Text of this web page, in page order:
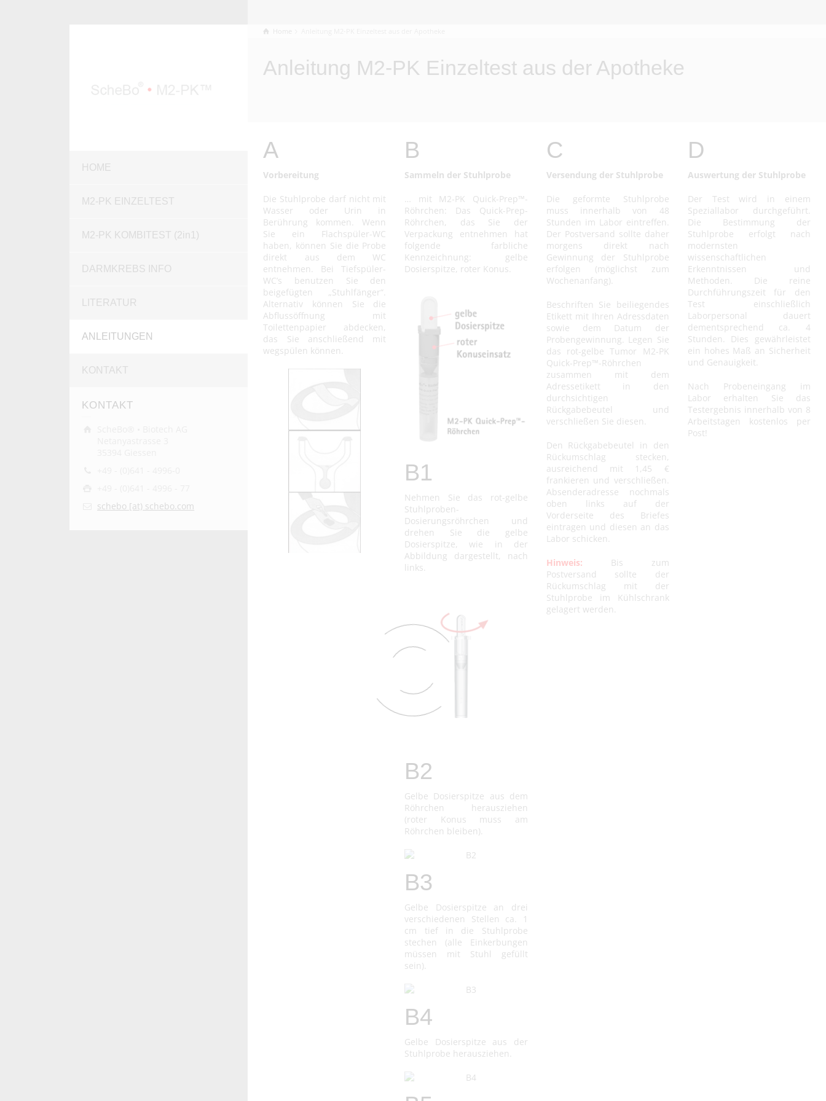
HOME
M2-PK EINZELTEST
M2-PK KOMBITEST (2in1)
DARMKREBS INFO
LITERATUR
ANLEITUNGEN
KONTAKT
KONTAKT
schebo [at) schebo.com
Home
Anleitung M2-PK Einzeltest aus der Apotheke
A
Vorbereitung
Die Stuhlprobe darf nicht mit
Wasser oder Urin in
Berührung kommen. Wenn
Sie ein Flachspüler-WC
haben, können Sie die Probe
direkt aus dem WC
entnehmen. Bei Tiefspüler-
WC’s benutzen Sie den
beigefügten „Stuhlfänger“.
Alternativ können Sie die
Abflussöffnung mit
Toilettenpapier abdecken,
das Sie anschließend mit
wegspülen können.
B
Sammeln der Stuhlprobe
… mit M2-PK Quick-Prep™-
Röhrchen: Das Quick-Prep-
Röhrchen, das Sie der
Verpackung entnehmen hat
folgende farbliche
Kennzeichnung: gelbe
Dosierspitze, roter Konus.
B1
Nehmen Sie das rot-gelbe
Stuhlproben-
Dosierungsröhrchen und
drehen Sie die gelbe
Dosierspitze, wie in der
Abbildung dargestellt, nach
links.
B2
Gelbe Dosierspitze aus dem
Röhrchen herausziehen
(roter Konus muss am
Röhrchen bleiben).
B3
Gelbe Dosierspitze an drei
verschiedenen Stellen ca. 1
cm tief in die Stuhlprobe
stechen (alle Einkerbungen
müssen mit Stuhl gefüllt
sein).
B4
Gelbe Dosierspitze aus der
Stuhlprobe herausziehen.
C
Versendung der Stuhlprobe
Die geformte Stuhlprobe
muss innerhalb von 48
Stunden im Labor eintreffen.
Der Postversand sollte daher
morgens direkt nach
Gewinnung der Stuhlprobe
erfolgen (möglichst zum
Wochenanfang).
Beschriften Sie beiliegendes
Etikett mit Ihren Adressdaten
sowie dem Datum der
Probengewinnung. Legen Sie
das rot-gelbe Tumor M2-PK
Quick-Prep™-Röhrchen
zusammen mit dem
Adressetikett in den
durchsichtigen
Rückgabebeutel und
verschließen Sie diesen.
Den Rückgabebeutel in den
Rückumschlag stecken,
ausreichend mit 1,45 €
frankieren und verschließen.
Absenderadresse nochmals
oben links auf der
Vorderseite des Briefes
eintragen und diesen an das
Labor schicken.
Hinweis:
Bis zum
Postversand sollte der
Rückumschlag mit der
Stuhlprobe im Kühlschrank
gelagert werden.
D
Auswertung der Stuhlprobe
Der Test wird in einem
Speziallabor durchgeführt.
Die Bestimmung der
Stuhlprobe erfolgt nach
modernsten
wissenschaftlichen
Erkenntnissen und
Methoden. Die reine
Durchführungszeit für den
Test einschließlich
Laborpersonal dauert
dementsprechend ca. 4
Stunden. Dies gewährleistet
ein hohes Maß an Sicherheit
und Genauigkeit.
Nach Probeneingang im
Labor erhalten Sie das
Testergebnis innerhalb von 8
Arbeitstagen kostenlos per
Post!